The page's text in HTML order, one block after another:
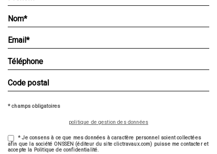
* champs obligatoires
politique de gestion des données
* Je consens à ce que mes données à caractère personnel soient collectées
afin que la société ONSSEN (éditeur du site clictravaux.com) puisse me contacter et
accepte la Politique de confidentialité.